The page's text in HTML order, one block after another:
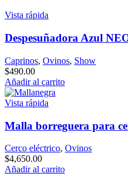
Vista rápida
Despesuñadora Azul
Caprinos, Ovinos, Show
$490.00
Añadir al carrito
Vista rápida
Malla borreguera para
Cerco eléctrico, Ovinos
$4,650.00
Añadir al carrito